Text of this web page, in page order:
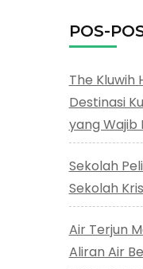
POS-
The Kluwih
Destinasi
yang Wajib
Sekolah
Sekolah
Air Terjun
Aliran Air